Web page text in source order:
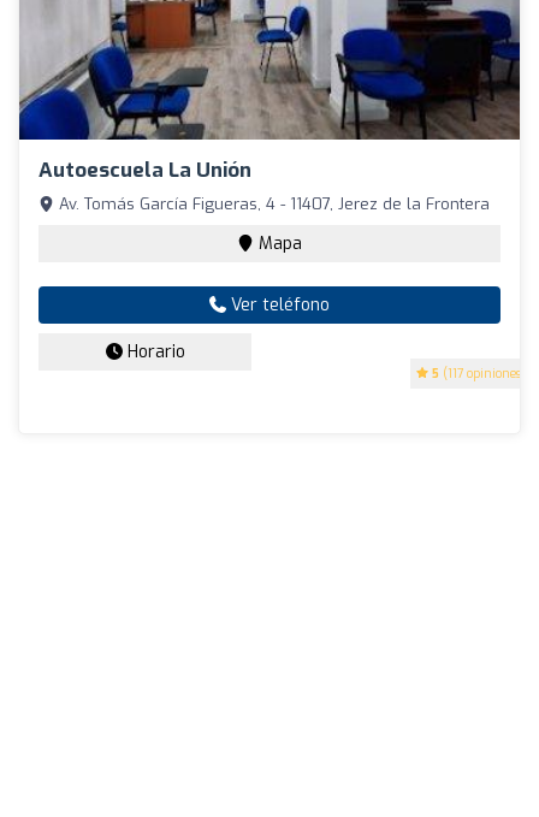
Autoescuela La Unión
5 (117 opiniones)
Av. Tomás García Figueras, 4 - 11407, Jerez de la Frontera
Mapa
Ver teléfono
Horario